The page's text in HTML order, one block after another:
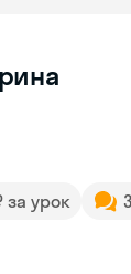
за урок